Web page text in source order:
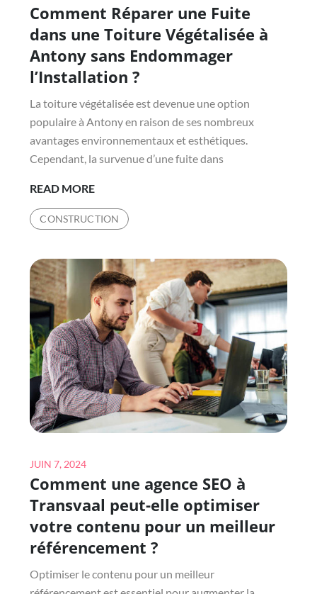
on
Comment Réparer une Fuite
dans une Toiture Végétalisée à
Antony sans Endommager
l’Installation ?
La toiture végétalisée est devenue une option
populaire à Antony en raison de ses nombreux
avantages environnementaux et esthétiques.
Cependant, la survenue d’une fuite dans
READ MORECOMMENT
RÉPARER
UNE
DANS
UNE
TOITURE
VÉGÉTALISÉE
À
ANTONY
SANS
ENDOMMAGER
L’INSTALLATION
?
CONSTRUCTION
Posted
on
JUIN 7, 2024
Comment une agence SEO à
Transvaal peut-elle optimiser
votre contenu pour un meilleur
référencement ?
Optimiser le contenu pour un meilleur